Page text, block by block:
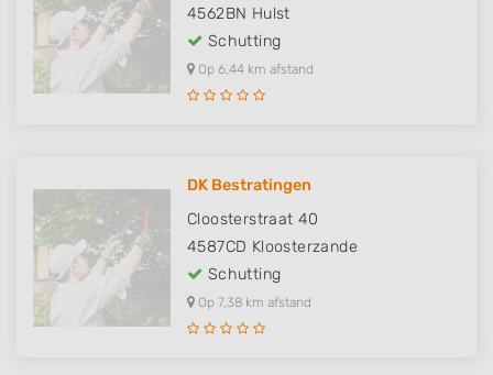
4562BN Hulst
Schutting
Op 6,44 km afstand
DK Bestratingen
Cloosterstraat 40
4587CD Kloosterzande
Schutting
Op 7,38 km afstand